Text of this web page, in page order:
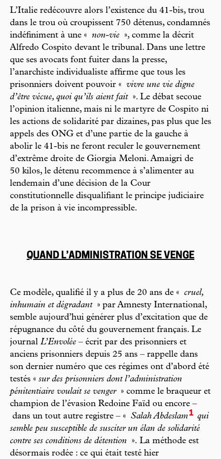
L’Italie redécouvre alors l’existence du 41-bis, trou
dans le trou où croupissent 750 détenus, condamnés
indéfiniment à une « non-vie », comme la décrit
Alfredo Cospito devant le tribunal. Dans une lettre
que ses avocats font fuiter dans la presse,
l’anarchiste individualiste affirme que tous les
prisonniers doivent pouvoir « vivre une vie digne
d’être vécue, quoi qu’ils aient fait ». Le débat secoue
l’opinion italienne, mais ni le martyre de Cospito ni
les actions de solidarité par dizaines, pas plus que les
appels des ONG et d’une partie de la gauche à
abolir le 41-bis ne feront reculer le gouvernement
d’extrême droite de Giorgia Meloni. Amaigri de
50 kilos, le détenu recommence à s’alimenter au
lendemain d’une décision de la Cour
constitutionnelle disqualifiant le principe judiciaire
de la prison à vie incompressible.
QUAND L’ADMINISTRATION SE VENGE
Ce modèle, qualifié il y a plus de 20 ans de « cruel,
inhumain et dégradant » par Amnesty International,
semble aujourd’hui générer plus d’excitation que de
répugnance du côté du gouvernement français. Le
journal L’Envolée – écrit par des prisonniers et
anciens prisonniers depuis 25 ans – rappelle dans
son dernier numéro que ces régimes ont d’abord été
testés « sur des prisonniers dont l’administration
pénitentiaire voulait se venger » comme le braqueur et
champion de l’évasion Redoine Faïd ou encore –
dans un tout autre registre – « Salah Abdeslam1 qui
semble peu susceptible de susciter un élan de solidarité
contre ses conditions de détention
». La méthode est
désormais rodée : ce qui était testé hier